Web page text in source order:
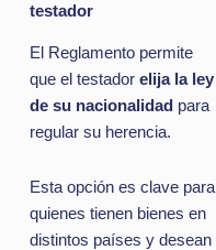
testador
El Reglamento permite
que el testador elija la ley
de su nacionalidad para
regular su herencia.
Esta opción es clave para
quienes tienen bienes en
distintos países y desean